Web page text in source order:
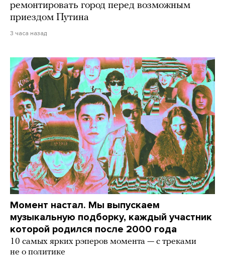
ремонтировать город перед возможным
приездом Путина
3 часа назад
Момент настал. Мы выпускаем
музыкальную подборку, каждый участник
которой родился после 2000 года
10 самых ярких рэперов момента — с треками
не о политике